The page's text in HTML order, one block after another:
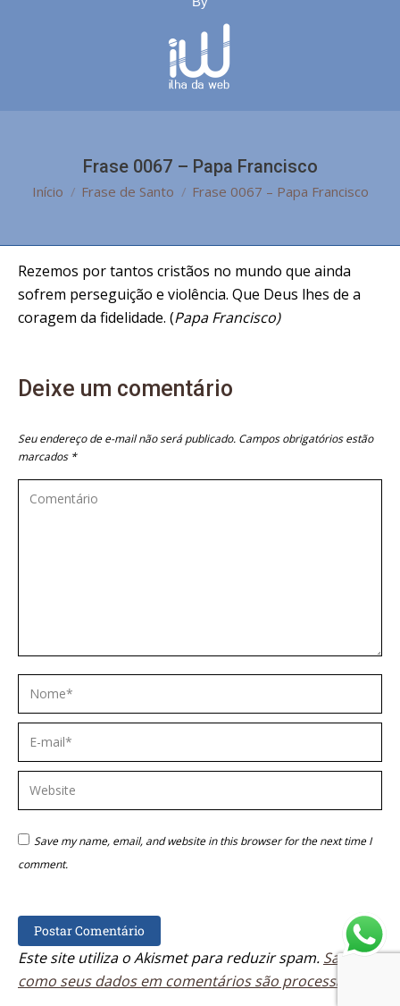
Frase 0067 – Papa Francisco
Você está aqui:
Início Frase de Santo Frase 0067 – Papa Francisco
Rezemos por tantos cristãos no mundo que ainda
sofrem perseguição e violência. Que Deus lhes de a
coragem da fidelidade. (Papa Francisco)
Deixe um comentário
Seu endereço de e-mail não será publicado. Campos obrigatórios estão
marcados *
Comentário
Nome *
E-mail *
Website
Save my name, email, and website in this browser for the next time I
comment.
Postar Comentário
Este site utiliza o Akismet para reduzir spam. Saiba
como seus dados em comentários são processados